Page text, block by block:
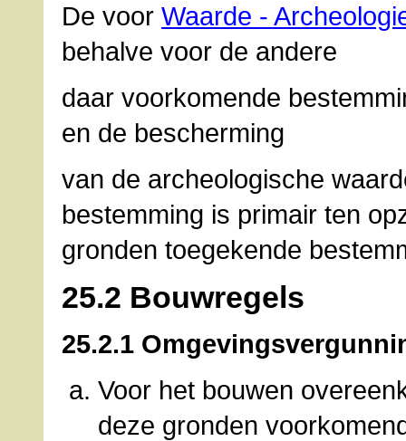
De voor Waarde -
behalve voor de andere
daar voorkomende
en de bescherming
van de archeologische
bestemming is primair ten
gronden toegekende
25.2 Bouwregels
25.2.1
Voor het bouwen
deze gronden